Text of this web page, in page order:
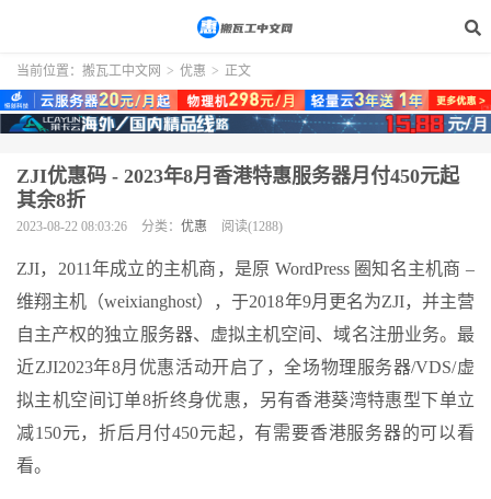
当前位置： 搬瓦工中文网 > 优惠 > 正文
ZJI优惠码 - 2023年8月香港特惠服务器月付450元起
其余8折
2023-08-22 08:03:26 分类： 优惠 阅读(1288)
ZJI，2011年成立的主机商，是原 WordPress 圈知名主机商 –
维翔主机（weixianghost），于2018年9月更名为ZJI，并主营
自主产权的独立服务器、虚拟主机空间、域名注册业务。最
近ZJI2023年8月优惠活动开启了，全场物理服务器/VDS/虚
拟主机空间订单8折终身优惠，另有香港葵湾特惠型下单立
减150元，折后月付450元起，有需要香港服务器的可以看
看。